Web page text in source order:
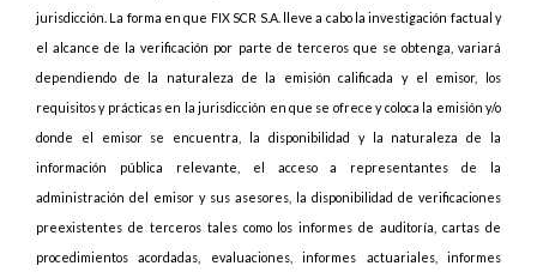
jurisdicción. La forma en que FIX SCR S.A. lleve a cabo la investigación factual y
el alcance de la verificación por parte de terceros que se obtenga, variará
dependiendo de la naturaleza de la emisión calificada y el emisor, los
requisitos y prácticas en la jurisdicción en que se ofrece y coloca la emisión y/o
donde el emisor se encuentra, la disponibilidad y la naturaleza de la
información pública relevante, el acceso a representantes de la
administración del emisor y sus asesores, la disponibilidad de verificaciones
preexistentes de terceros tales como los informes de auditoría, cartas de
procedimientos acordadas, evaluaciones, informes actuariales, informes